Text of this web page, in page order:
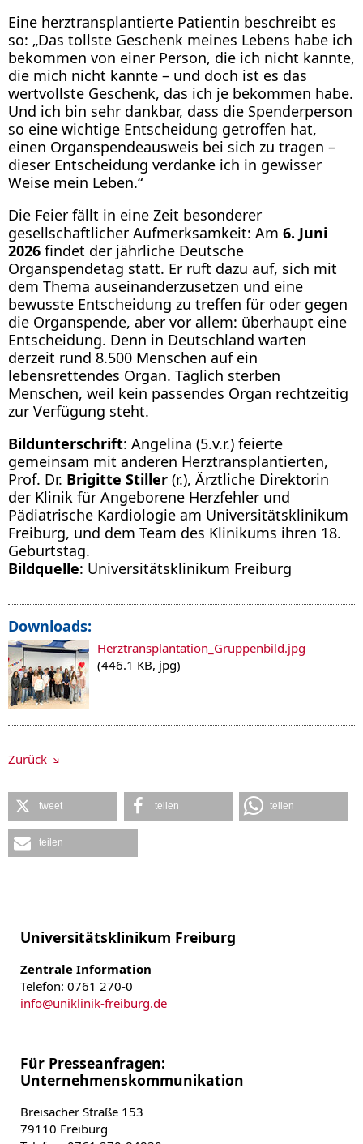
Eine herztransplantierte Patientin beschreibt es
so: „Das tollste Geschenk meines Lebens habe ich
bekommen von einer Person, die ich nicht kannte,
die mich nicht kannte – und doch ist es das
wertvollste Geschenk, das ich je bekommen habe.
Und ich bin sehr dankbar, dass die Spenderperson
so eine wichtige Entscheidung getroffen hat,
einen Organspendeausweis bei sich zu tragen –
dieser Entscheidung verdanke ich in gewisser
Weise mein Leben.“
Die Feier fällt in eine Zeit besonderer
gesellschaftlicher Aufmerksamkeit: Am 6. Juni
2026 findet der jährliche Deutsche
Organspendetag statt. Er ruft dazu auf, sich mit
dem Thema auseinanderzusetzen und eine
bewusste Entscheidung zu treffen für oder gegen
die Organspende, aber vor allem: überhaupt eine
Entscheidung. Denn in Deutschland warten
derzeit rund 8.500 Menschen auf ein
lebensrettendes Organ. Täglich sterben
Menschen, weil kein passendes Organ rechtzeitig
zur Verfügung steht.
Bildunterschrift: Angelina (5.v.r.) feierte
gemeinsam mit anderen Herztransplantierten,
Prof. Dr. Brigitte Stiller (r.), Ärztliche Direktorin
der Klinik für Angeborene Herzfehler und
Pädiatrische Kardiologie am Universitätsklinikum
Freiburg, und dem Team des Klinikums ihren 18.
Geburtstag.
Bildquelle: Universitätsklinikum Freiburg
Downloads:
Herztransplantation_Gruppenbild.jpg
(446.1 KB, jpg)
Zurück
tweet teilen teilen
teilen
Universitätsklinikum Freiburg
Zentrale Information
Telefon: 0761 270-0
info@uniklinik-freiburg.de
Für Presseanfragen:
Unternehmenskommunikation
Breisacher Straße 153
79110 Freiburg